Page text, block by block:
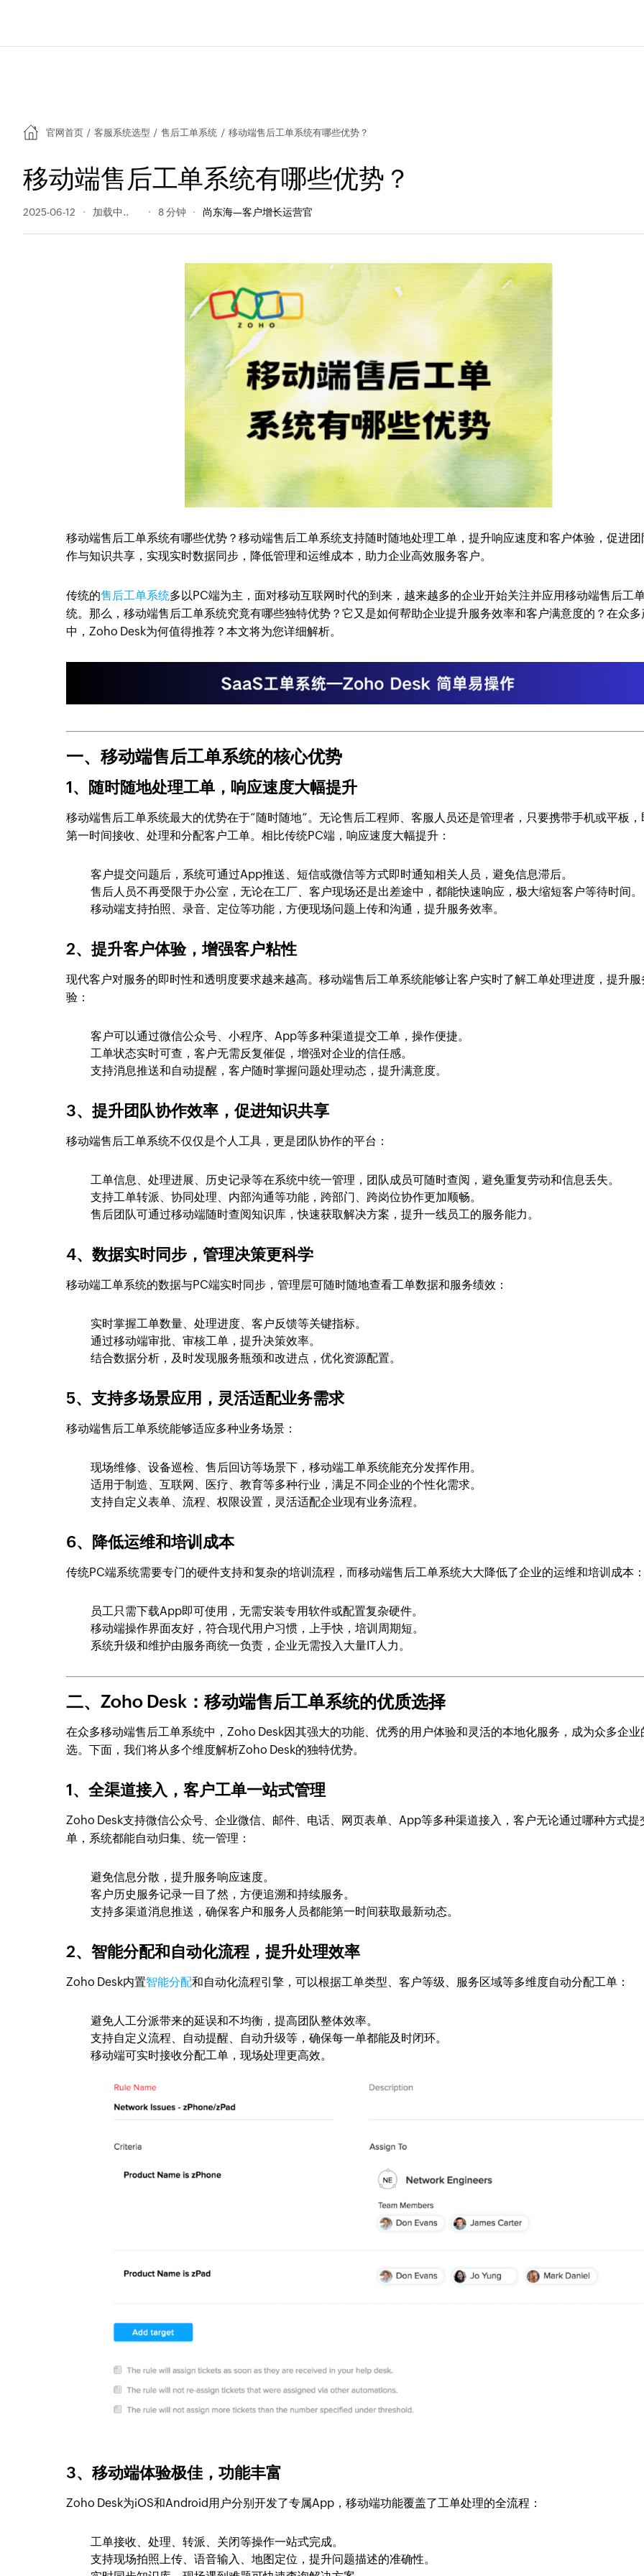
官网首页 / 客服系统选型 / 售后工单系统 / 移动端售后工单系统有哪些优势？
移动端售后工单系统有哪些优势？
2025-06-12 138 阅读量 8 分钟 尚东海—客户增长运营官
移动端售后工单系统有哪些优势？移动端售后工单系统支持随时随地处理工单，提升响应速度和客户体验，促进团
作与知识共享，实现实时数据同步，降低管理和运维成本，助力企业高效服务客户。
传统的售后工单系统多以PC端为主，面对移动互联网时代的到来，越来越多的企业开始关注并应用移动端售后工
统。那么，移动端售后工单系统究竟有哪些独特优势？它又是如何帮助企业提升服务效率和客户满意度的？在众多
中，Zoho Desk为何值得推荐？本文将为您详细解析。
一、移动端售后工单系统的核心优势
1、随时随地处理工单，响应速度大幅提升
移动端售后工单系统最大的优势在于“随时随地”。无论售后工程师、客服人员还是管理者，只要携带手机或平板，
第一时间接收、处理和分配客户工单。相比传统PC端，响应速度大幅提升：
客户提交问题后，系统可通过App推送、短信或微信等方式即时通知相关人员，避免信息滞后。
售后人员不再受限于办公室，无论在工厂、客户现场还是出差途中，都能快速响应，极大缩短客户等待时间。
移动端支持拍照、录音、定位等功能，方便现场问题上传和沟通，提升服务效率。
2、提升客户体验，增强客户粘性
现代客户对服务的即时性和透明度要求越来越高。移动端售后工单系统能够让客户实时了解工单处理进度，提升服
验：
客户可以通过微信公众号、小程序、App等多种渠道提交工单，操作便捷。
工单状态实时可查，客户无需反复催促，增强对企业的信任感。
支持消息推送和自动提醒，客户随时掌握问题处理动态，提升满意度。
3、提升团队协作效率，促进知识共享
移动端售后工单系统不仅仅是个人工具，更是团队协作的平台：
工单信息、处理进展、历史记录等在系统中统一管理，团队成员可随时查阅，避免重复劳动和信息丢失。
支持工单转派、协同处理、内部沟通等功能，跨部门、跨岗位协作更加顺畅。
售后团队可通过移动端随时查阅知识库，快速获取解决方案，提升一线员工的服务能力。
4、数据实时同步，管理决策更科学
移动端工单系统的数据与PC端实时同步，管理层可随时随地查看工单数据和服务绩效：
实时掌握工单数量、处理进度、客户反馈等关键指标。
通过移动端审批、审核工单，提升决策效率。
结合数据分析，及时发现服务瓶颈和改进点，优化资源配置。
5、支持多场景应用，灵活适配业务需求
移动端售后工单系统能够适应多种业务场景：
现场维修、设备巡检、售后回访等场景下，移动端工单系统能充分发挥作用。
适用于制造、互联网、医疗、教育等多种行业，满足不同企业的个性化需求。
支持自定义表单、流程、权限设置，灵活适配企业现有业务流程。
6、降低运维和培训成本
传统PC端系统需要专门的硬件支持和复杂的培训流程，而移动端售后工单系统大大降低了企业的运维和培训成本
员工只需下载App即可使用，无需安装专用软件或配置复杂硬件。
移动端操作界面友好，符合现代用户习惯，上手快，培训周期短。
系统升级和维护由服务商统一负责，企业无需投入大量IT人力。
二、Zoho Desk：移动端售后工单系统的优质选择
在众多移动端售后工单系统中，Zoho Desk因其强大的功能、优秀的用户体验和灵活的本地化服务，成为众多企业
选。下面，我们将从多个维度解析Zoho Desk的独特优势。
1、全渠道接入，客户工单一站式管理
Zoho Desk支持微信公众号、企业微信、邮件、电话、网页表单、App等多种渠道接入，客户无论通过哪种方式提
单，系统都能自动归集、统一管理：
避免信息分散，提升服务响应速度。
客户历史服务记录一目了然，方便追溯和持续服务。
支持多渠道消息推送，确保客户和服务人员都能第一时间获取最新动态。
2、智能分配和自动化流程，提升处理效率
Zoho Desk内置智能分配和自动化流程引擎，可以根据工单类型、客户等级、服务区域等多维度自动分配工单：
避免人工分派带来的延误和不均衡，提高团队整体效率。
支持自定义流程、自动提醒、自动升级等，确保每一单都能及时闭环。
移动端可实时接收分配工单，现场处理更高效。
3、移动端体验极佳，功能丰富
Zoho Desk为iOS和Android用户分别开发了专属App，移动端功能覆盖了工单处理的全流程：
工单接收、处理、转派、关闭等操作一站式完成。
支持现场拍照上传、语音输入、地图定位，提升问题描述的准确性。